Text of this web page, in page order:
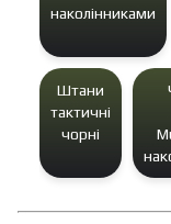
наколінниками
Штани
тактичні
чорні